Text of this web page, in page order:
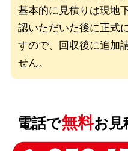
基本的に見積りは現地
認いただいた後に正式
すので、回収後に追加
せん。
電話で無料お見